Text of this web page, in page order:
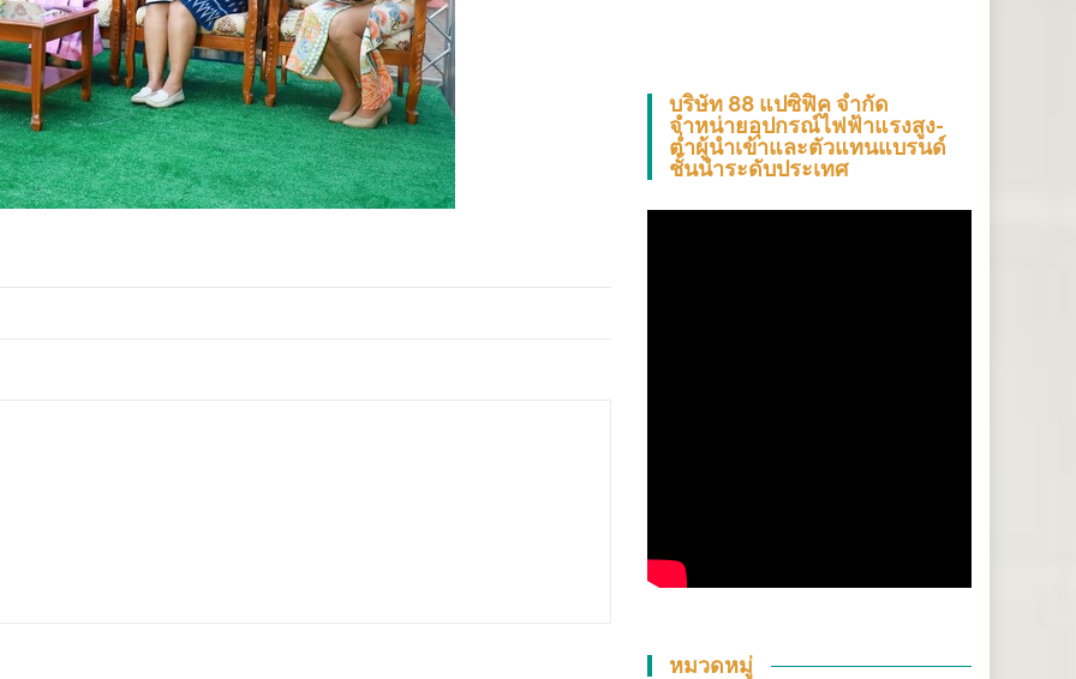
บริษัท 88 แปซิฟิค จำกัด
จำหน่ายอุปกรณ์ไฟฟ้าแรงสูง-
ต่ำผู้นำเข้าและตัวแทนแบรนด์
ชั้นนำระดับประเทศ
หมวดหมู่